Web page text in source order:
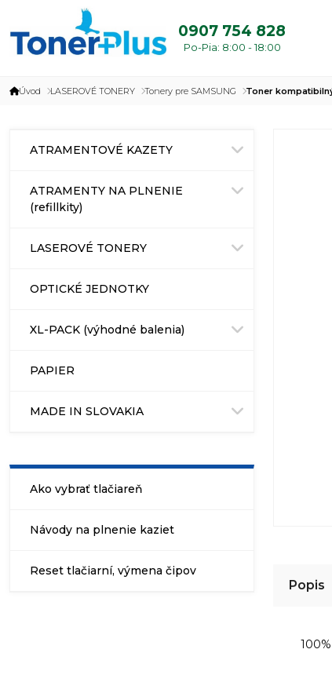
0907 754 828
Po-Pia: 8:00 - 18:00
Úvod LASEROVÉ TONERY Tonery pre SAMSUNG Toner
ATRAMENTOVÉ KAZETY
ATRAMENTY NA PLNENIE
(refillkity)
LASEROVÉ TONERY
OPTICKÉ JEDNOTKY
XL-PACK (výhodné balenia)
PAPIER
MADE IN SLOVAKIA
Ako vybrať tlačiareň
Návody na plnenie kaziet
Reset tlačiarní, výmena čipov
Popis